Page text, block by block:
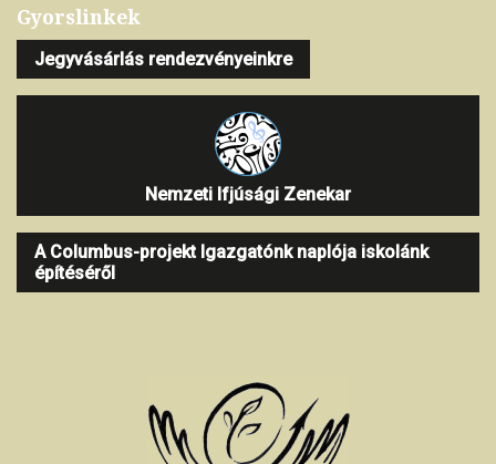
Gyorslinkek
Jegyvásárlás rendezvényeinkre
Nemzeti Ifjúsági Zenekar
A Columbus-projekt Igazgatónk naplója iskolánk
építéséről